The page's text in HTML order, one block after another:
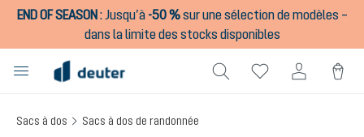
principal
END OF SEASON: Jusqu’à -50 %sur une sélection de modèles –
dans la limite des stocks disponibles
Sacs à dos Sacs à dos de randonnée